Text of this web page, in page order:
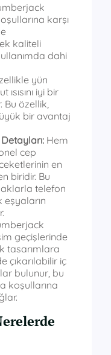
karşı
kaliteli
dahi
yün
ısısını iyi bir
özellik,
bir avantaj
Hem
cep
en
biridir. Bu
telefon
geçişlerinde
tasarımlara
çıkarılabilir iç
bulunur, bu
koşullarına